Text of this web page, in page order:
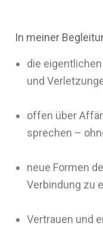
In meiner
die
und
offen über
sprechen –
neue Formen
Verbindung zu
Vertrauen und